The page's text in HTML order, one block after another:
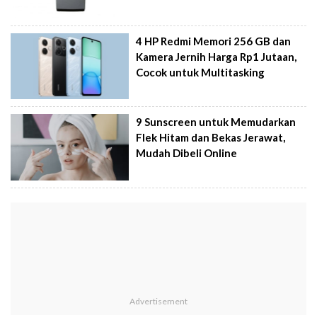
4 HP Redmi Memori 256 GB dan
Kamera Jernih Harga Rp1 Jutaan,
Cocok untuk Multitasking
9 Sunscreen untuk Memudarkan
Flek Hitam dan Bekas Jerawat,
Mudah Dibeli Online